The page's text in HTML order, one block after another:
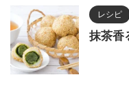
レシピ
抹茶香